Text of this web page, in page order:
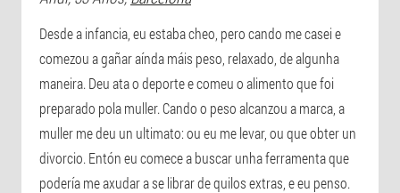
Desde a infancia, eu estaba cheo, pero cando me casei e
comezou a gañar aínda máis peso, relaxado, de algunha
maneira. Deu ata o deporte e comeu o alimento que foi
preparado pola muller. Cando o peso alcanzou a marca, a
muller me deu un ultimato: ou eu me levar, ou que obter un
divorcio. Entón eu comece a buscar unha ferramenta que
podería me axudar a se librar de quilos extras, e eu penso.